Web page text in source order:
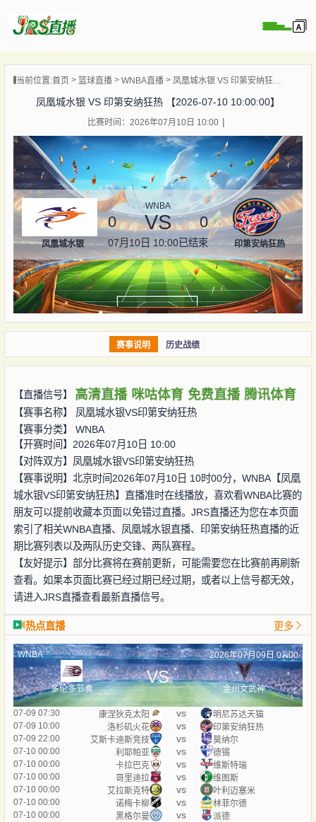
播
像
讯
直播
当前位置:首页 篮球直播 WNBA直播 凤凰城水银 VS 印第安纳狂热 【2026-07-10 10:00:00】
凤凰城水银 VS 印第安纳狂热 【2026-07-10 10:00:00】
比赛时间：2026年07月10日 10:00
凤凰城水银
WNBA
0 VS 0
07月10日 10:00已结束 印第安纳狂热
赛事说明 历史战绩
【直播信号】 高清直播 咪咕体育 免费直播 腾讯体育
【赛事名称】 凤凰城水银VS印第安纳狂热
【赛事分类】 WNBA
【开赛时间】2026年07月10日 10:00
【对阵双方】 凤凰城水银VS印第安纳狂热
【赛事说明】北京时间2026年07月10日 10时00分，WNBA【凤凰
城水银VS印第安纳狂热】直播准时在线播放，喜欢看WNBA比赛的
朋友可以提前收藏本页面以免错过直播。JRS直播还为您在本页面
索引了相关WNBA直播、凤凰城水银直播、印第安纳狂热直播的近
期比赛列表以及两队历史交锋、两队赛程。
【友好提示】部分比赛将在赛前更新，可能需要您在比赛前再刷新
查看。如果本页面比赛已经过期已经过期，或者以上信号都无效，
请进入JRS直播查看最新直播信号。
热点直播 更多
WNBA 2026年07月09日 07:00
多伦多节奏
VS
金州女武神
07-09 07:30 康涅狄克太阳 vs
明尼苏达天猫
07-09 10:00
洛杉矶火花 vs
印第安纳狂热
07-09 22:00
艾斯卡迪斯竞技 vs
莫纳尔
07-10 00:00
利耶帕亚 vs
德锡
07-10 00:00
卡拉巴克 vs
维斯特瑞
07-10 00:00
哥里迪拉 vs
维图斯
07-10 00:00
艾拉斯克特 vs
叶利迈塞米
07-10 00:00
诺梅卡柳 vs
林菲尔德
07-10 00:00
黑格尔曼 vs 派德